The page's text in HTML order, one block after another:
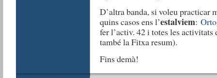
D’altra banda, si voleu practicar
quins casos ens l’estalviem:
fer l’activ. 42 i totes les
també la Fitxa resum).
Fins demà!